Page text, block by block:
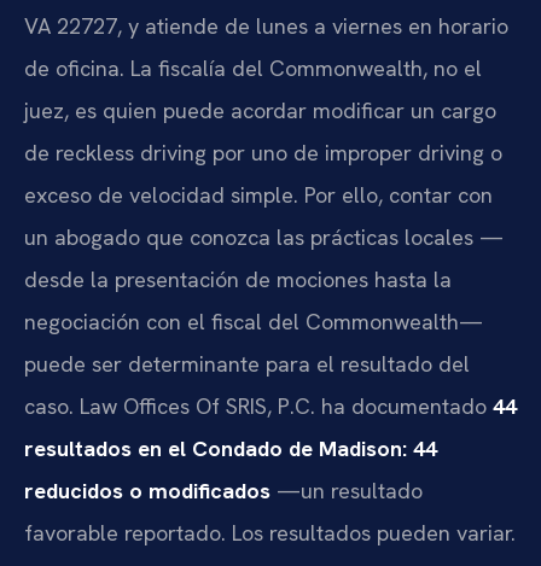
VA 22727, y atiende de lunes a viernes en horario
de oficina. La fiscalía del Commonwealth, no el
juez, es quien puede acordar modificar un cargo
de reckless driving por uno de improper driving o
exceso de velocidad simple. Por ello, contar con
un abogado que conozca las prácticas locales —
desde la presentación de mociones hasta la
negociación con el fiscal del Commonwealth—
puede ser determinante para el resultado del
caso. Law Offices Of SRIS, P.C. ha documentado 44
resultados en el Condado de Madison: 44
reducidos o modificados —un resultado
favorable reportado. Los resultados pueden variar.